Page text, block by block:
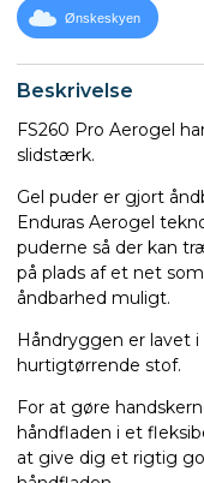
Beskrivelse
FS260 Pro Aerogel
slidstærk.
Gel puder er gjort
Enduras Aerogel
puderne så der kan
på plads af et net
åndbarhed muligt.
Håndryggen er lavet
hurtigtørrende stof.
For at gøre
håndfladen i et
at give dig et rigtig
Ønskeskyen